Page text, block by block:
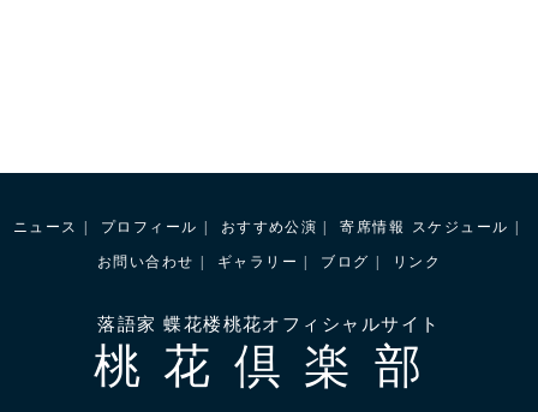
ニュース プロフィール おすすめ公演 寄席情報 スケジュール
お問い合わせ ギャラリー ブログ リンク
落語家 蝶花楼桃花オフィシャルサイト
桃花倶楽部